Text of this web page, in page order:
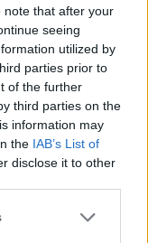
note that after your
seeing
utilized by
parties prior to
of the further
third parties on the
information may
the IAB’s List of
disclose it to other
kino
zēns
kļuva par